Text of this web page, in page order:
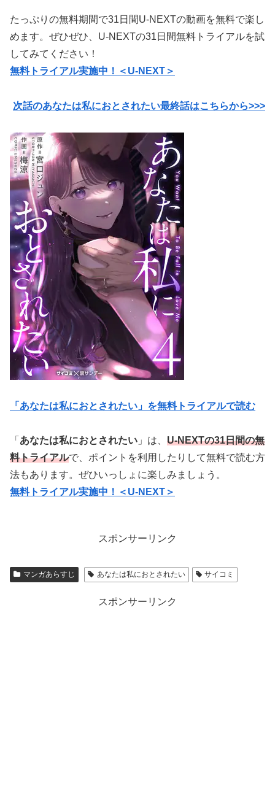
たっぷりの無料期間で31日間U-NEXTの動画を無料で楽し
めます。ぜひぜひ、U-NEXTの31日間無料トライアルを試
してみてください！
無料トライアル実施中！＜U-NEXT＞
次話のあなたは私におとされたい最終話はこちらから>>>
「あなたは私におとされたい」を無料トライアルで読む
「 あなたは私におとされたい 」は、 U-NEXTの31日間の無
料トライアルで、ポイントを利用したりして無料で読む方
法もあります。ぜひいっしょに楽しみましょう。
無料トライアル実施中！＜U-NEXT＞
スポンサーリンク
マンガあらすじ あなたは私におとされたい サイコミ
スポンサーリンク